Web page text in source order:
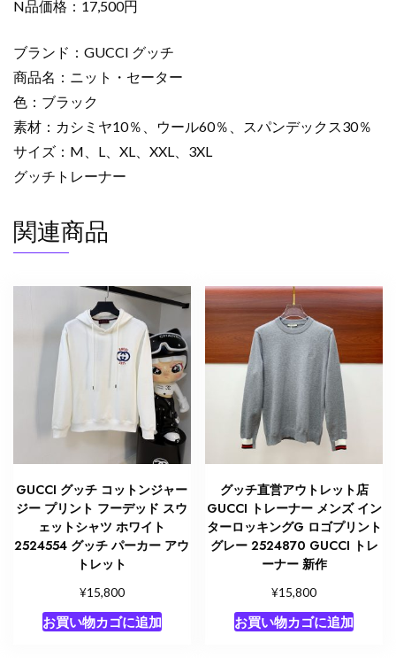
ッ
2525070
メ
ズ
セ
ー
タ
お
し
N品価格：17,500円
ブランド：GUCCI グッチ
商品名：ニット・セーター
色：ブラック
素材：カシミヤ10％、ウール60％、スパンデックス30％
サイズ：M、L、XL、XXL、3XL
グッチトレーナー
関連商品
GUCCI グッチ コットンジャー
ジー プリント フーデッド スウ
ェットシャツ ホワイト
2524554 グッチ パーカー アウ
トレット
¥15,800
お買い物カゴに追加
グッチ直営アウトレット店
GUCCI トレーナー メンズ イン
ターロッキングG ロゴプリント
グレー 2524870 GUCCI トレ
ーナー 新作
¥15,800
お買い物カゴに追加